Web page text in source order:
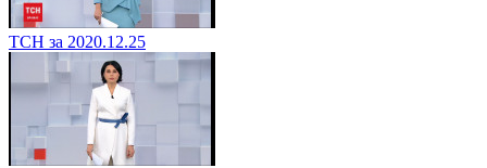
ТСН за 2020.12.25